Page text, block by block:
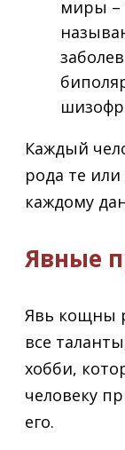
миры –
Каждый
рода те
каждому
Явные
Явь кощны
все
хобби,
человеку
его.